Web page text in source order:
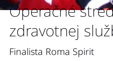
Operačné
zdravotnej
Finalista Roma Spirit